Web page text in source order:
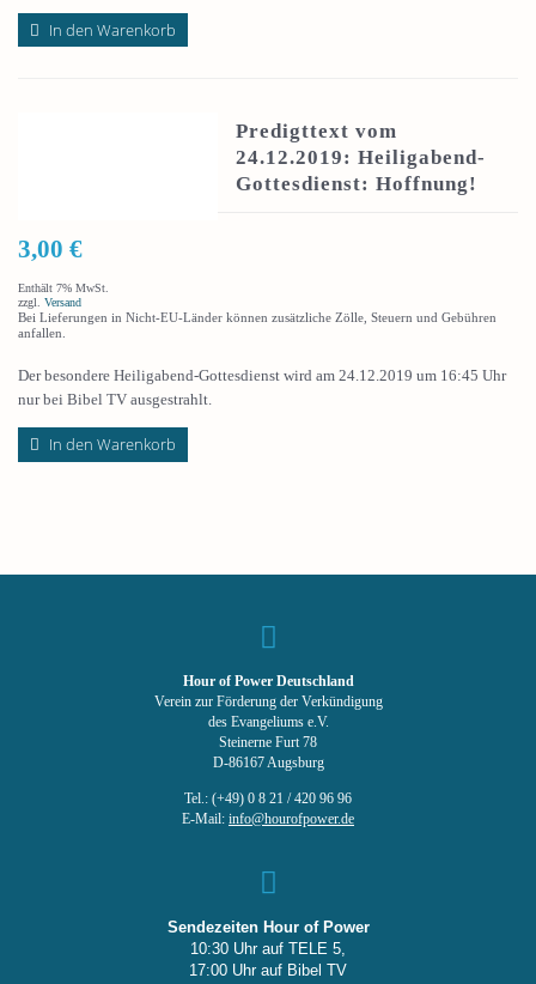
In den Warenkorb
Predigttext vom
24.12.2019: Heiligabend-
Gottesdienst: Hoffnung!
3,00 €
Enthält 7% MwSt.
zzgl. Versand
Bei Lieferungen in Nicht-EU-Länder können zusätzliche Zölle, Steuern und Gebühren
anfallen.
Der besondere Heiligabend-Gottesdienst wird am 24.12.2019 um 16:45 Uhr
nur bei Bibel TV ausgestrahlt.
In den Warenkorb
Hour of Power Deutschland
Verein zur Förderung der Verkündigung
des Evangeliums e.V.
Steinerne Furt 78
D-86167 Augsburg
Tel.: (+49) 0 8 21 / 420 96 96
E-Mail: info@hourofpower.de
Sendezeiten Hour of Power
10:30 Uhr auf TELE 5,
17:00 Uhr auf Bibel TV